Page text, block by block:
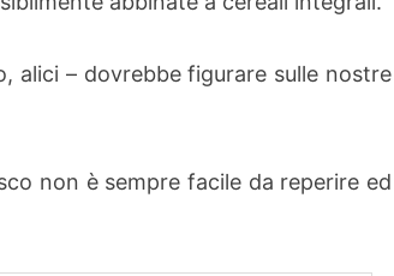
alici – dovrebbe figurare sulle nostre
non è sempre facile da reperire ed